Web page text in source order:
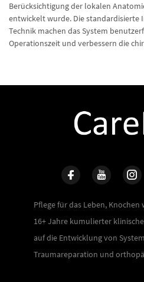
Berücksichtigung der lokalen
entwickelt wurde. Die
Technik machen das System
Operationszeit und verbessern die
Pflege für das Leben, Knochen
16+ Jahre kumulierter
auf die Entwicklung von
Traumareparation und